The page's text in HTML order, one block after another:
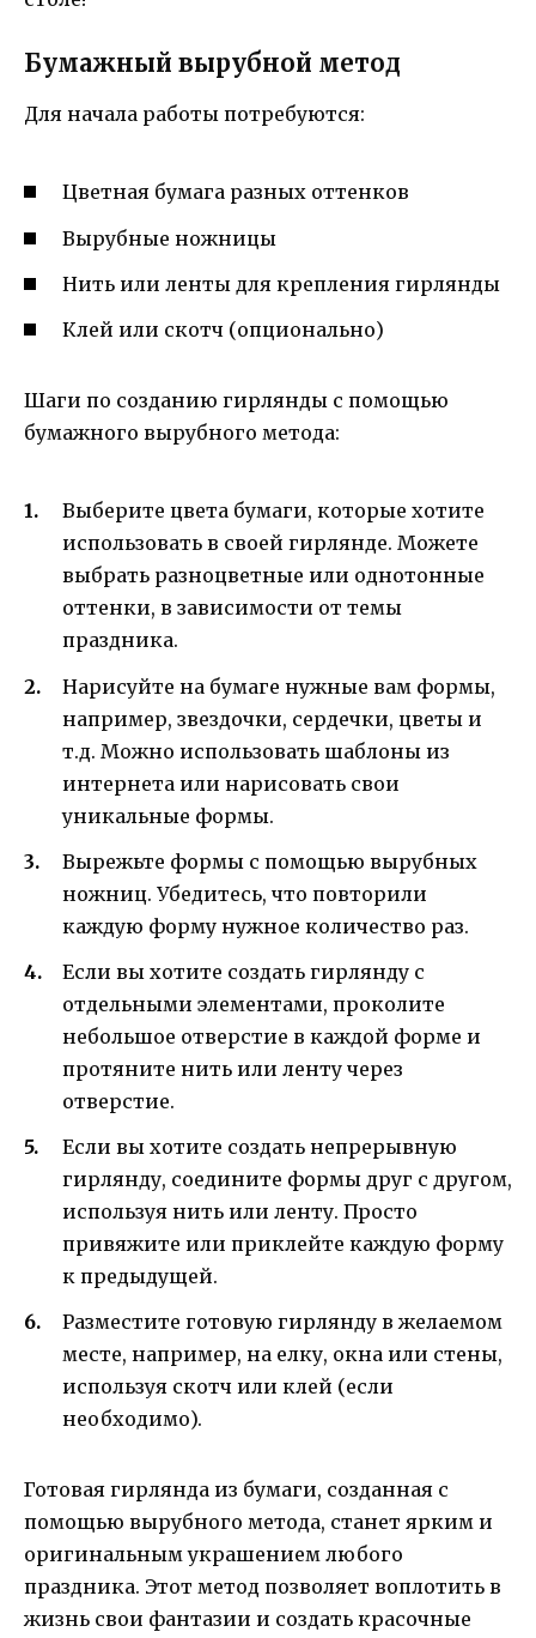
Бумажный вырубной метод
Для начала работы потребуются:
Цветная бумага разных оттенков
Вырубные ножницы
Нить или ленты для крепления гирлянды
Клей или скотч (опционально)
Шаги по созданию гирлянды с помощью
бумажного вырубного метода:
Выберите цвета бумаги, которые хотите
использовать в своей гирлянде. Можете
выбрать разноцветные или однотонные
оттенки, в зависимости от темы
праздника.
Нарисуйте на бумаге нужные вам формы,
например, звездочки, сердечки, цветы и
т.д. Можно использовать шаблоны из
интернета или нарисовать свои
уникальные формы.
Вырежьте формы с помощью вырубных
ножниц. Убедитесь, что повторили
каждую форму нужное количество раз.
Если вы хотите создать гирлянду с
отдельными элементами, проколите
небольшое отверстие в каждой форме и
протяните нить или ленту через
отверстие.
Если вы хотите создать непрерывную
гирлянду, соедините формы друг с другом,
используя нить или ленту. Просто
привяжите или приклейте каждую форму
к предыдущей.
Разместите готовую гирлянду в желаемом
месте, например, на елку, окна или стены,
используя скотч или клей (если
необходимо).
Готовая гирлянда из бумаги, созданная с
помощью вырубного метода, станет ярким и
оригинальным украшением любого
праздника. Этот метод позволяет воплотить в
жизнь свои фантазии и создать красочные